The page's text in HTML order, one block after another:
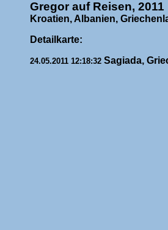
Gregor auf Reisen, 2011
Kroatien, Albanien,
Detailkarte:
24.05.2011 12:18:32 Sagiada,